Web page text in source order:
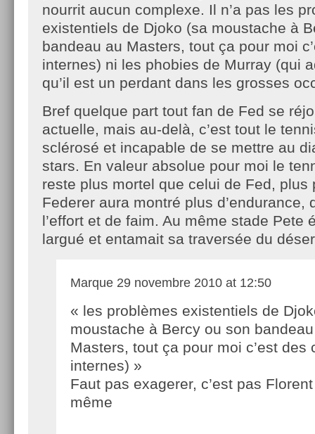
nourrit aucun complexe. Il n’a pas les
existentiels de Djoko (sa moustache à
bandeau au Masters, tout ça pour moi
internes) ni les phobies de Murray (qui
qu’il est un perdant dans les grosses
Bref quelque part tout fan de Fed se
actuelle, mais au-delà, c’est tout le
sclérosé et incapable de se mettre au
stars. En valeur absolue pour moi le
reste plus mortel que celui de Fed, plus
Federer aura montré plus d’endurance,
l’effort et de faim. Au même stade Pete
largué et entamait sa traversée du
Marque 29 novembre 2010 at 12:50
« les problèmes existentiels de
moustache à Bercy ou son
Masters, tout ça pour moi c’est des
internes) »
Faut pas exagerer, c’est pas
même